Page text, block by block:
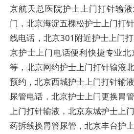
京航天总医院护士上门打针输
门，北京海淀五棵松护士上门打
线电话，北京301附近护士上门
京护士上门电话便利快捷专业
等，北京网约护士上门打针输液
预约，北京西城护士上门打针输
尿管电话，北京护士上门更换胃
上门打针输液，北京东城护士上
药拆线换胃管尿管，北京丰台护